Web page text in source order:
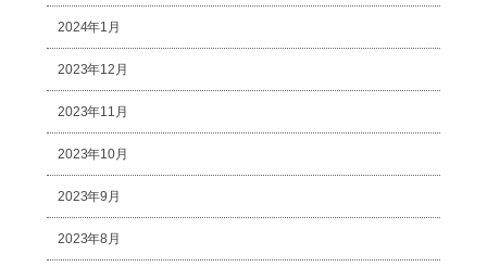
2024年1月
2023年12月
2023年11月
2023年10月
2023年9月
2023年8月